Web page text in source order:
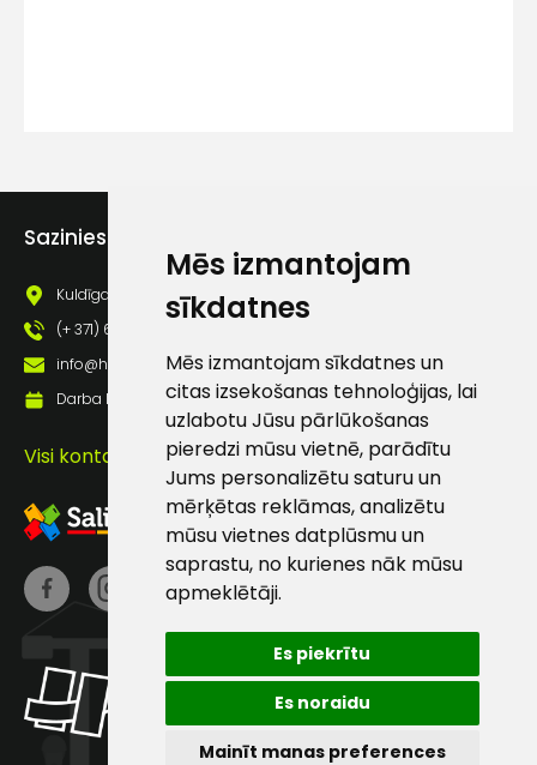
Mēs izmantojam
sīkdatnes
Mēs izmantojam sīkdatnes un
citas izsekošanas tehnoloģijas, lai
uzlabotu Jūsu pārlūkošanas
pieredzi mūsu vietnē, parādītu
Jums personalizētu saturu un
mērķētas reklāmas, analizētu
mūsu vietnes datplūsmu un
saprastu, no kurienes nāk mūsu
apmeklētāji.
Es piekrītu
Es noraidu
Mainīt manas preferences
Sazinies ar mums
Kuldīgas iela 69a, Saldus, Saldus nov., LV - 3801
(+ 371) 63 881 186
info@hards.lv
Darba laiks: Darbadienās: 8:00 - 17:00
Visi kontakti
pastā
Klientu
atbalsts
Darbdienās:
8:00 – 17:00
186
info@hards.lv